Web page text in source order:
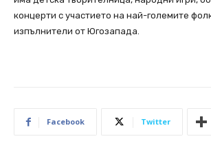
концерти с участието на най-големите
изпълнители от Югозапада.
Facebook Twitter